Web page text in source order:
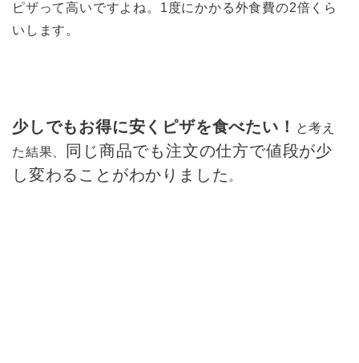
ピザって高いですよね。1度にかかる外食費の2倍くら
いします。
少しでもお得に安くピザを食べたい！
と考え
た結果、
同じ商品でも注文の仕方で値段が少
し変わることがわかりました。